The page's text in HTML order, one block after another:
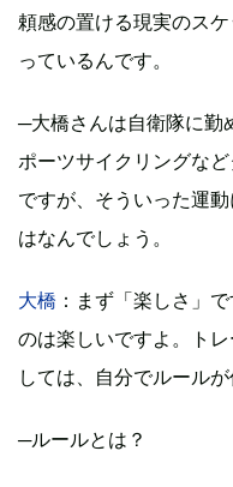
頼感の置ける現実のス
っているんです。
─大橋さんは自衛隊に勤
ポーツサイクリングな
ですが、そういった運
はなんでしょう。
大橋 ：まず「楽しさ」
のは楽しいですよ。ト
しては、自分でルール
─ルールとは？